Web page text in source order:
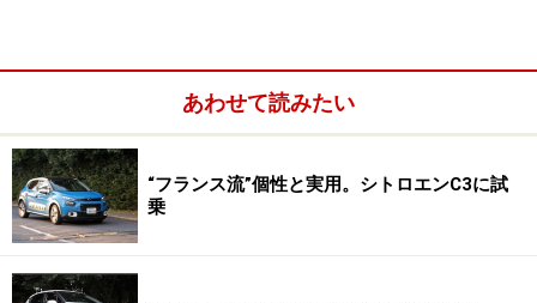
あわせて読みたい
“フランス流”個性と実用。シトロエンC3に試
乗